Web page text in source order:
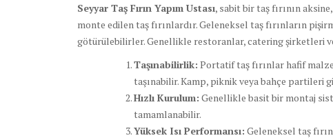
Seyyar Taş Fırın Yapım Ustası, sabit bir taş fırının
monte edilen taş fırınlardır. Geleneksel taş fırınların
götürülebilirler. Genellikle restoranlar, catering şirketleri
Taşınabilirlik: Portatif taş fırınlar hafif
taşınabilir. Kamp, piknik veya bahçe partileri
Hızlı Kurulum: Genellikle basit bir montaj
tamamlanabilir.
Yüksek Isı Performansı: Geleneksel taş